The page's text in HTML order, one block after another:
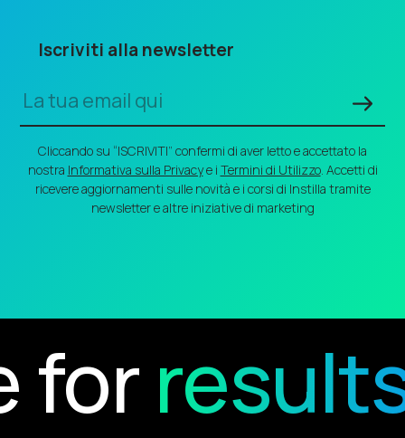
Iscriviti alla newsletter
Cliccando su “ISCRIVITI” confermi di aver letto e accettato la
nostra Informativa sulla Privacye i Termini di Utilizzo. Accetti di
ricevere aggiornamenti sulle novità e i corsi di Instilla tramite
newsletter e altre iniziative di marketing
results